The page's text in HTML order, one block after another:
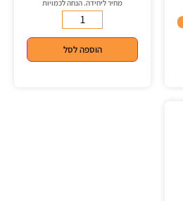
מחיר ליחידה. הנחה לכמויות
הוספה לסל